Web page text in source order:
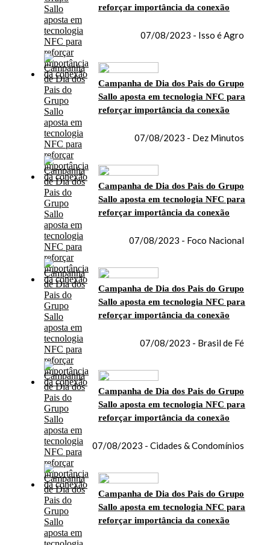
reforçar importância da conexão
07/08/2023 - Isso é Agro
Campanha de Dia dos Pais do Grupo
Sallo aposta em tecnologia NFC para
reforçar importância da conexão
07/08/2023 - Dez Minutos
Campanha de Dia dos Pais do Grupo
Sallo aposta em tecnologia NFC para
reforçar importância da conexão
07/08/2023 - Foco Nacional
Campanha de Dia dos Pais do Grupo
Sallo aposta em tecnologia NFC para
reforçar importância da conexão
07/08/2023 - Brasil de Fé
Campanha de Dia dos Pais do Grupo
Sallo aposta em tecnologia NFC para
reforçar importância da conexão
07/08/2023 - Cidades & Condomínios
Campanha de Dia dos Pais do Grupo
Sallo aposta em tecnologia NFC para
reforçar importância da conexão